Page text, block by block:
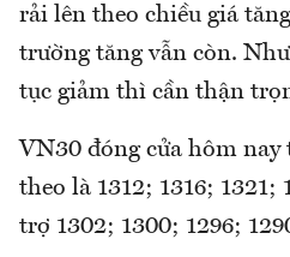
rải lên theo chiều giá
trường tăng vẫn còn.
tục giảm thì cần thận
VN30 đóng cửa hôm nay
theo là 1312; 1316; 1321;
trợ 1302; 1300; 1296;